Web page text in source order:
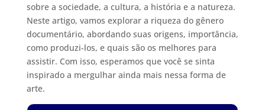
sobre a sociedade, a cultura, a história e a natureza.
Neste artigo, vamos explorar a riqueza do gênero
documentário, abordando suas origens, importância,
como produzi-los, e quais são os melhores para
assistir. Com isso, esperamos que você se sinta
inspirado a mergulhar ainda mais nessa forma de
arte.